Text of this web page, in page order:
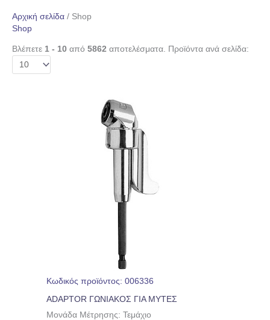
Αρχική σελίδα / Shop
Shop
Βλέπετε 1 - 10 από 5862 αποτελέσματα. Προϊόντα ανά σελίδα:
Κωδικός προϊόντος: 006336
ADAPTOR ΓΩΝΙΑΚΟΣ ΓΙΑ ΜΥΤΕΣ
Μονάδα Μέτρησης: Τεμάχιο